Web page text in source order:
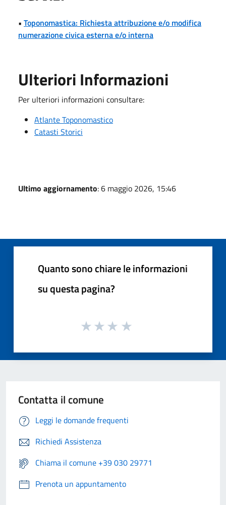
• Toponomastica: Richiesta attribuzione e/o modifica
numerazione civica esterna e/o interna
Ulteriori Informazioni
Per ulteriori informazioni consultare:
Atlante Toponomastico
Catasti Storici
Ultimo aggiornamento: 6 maggio 2026, 15:46
Quanto sono chiare le informazioni
su questa pagina?
Contatta il comune
Leggi le domande frequenti
Richiedi Assistenza
Chiama il comune +39 030 29771
Prenota un appuntamento